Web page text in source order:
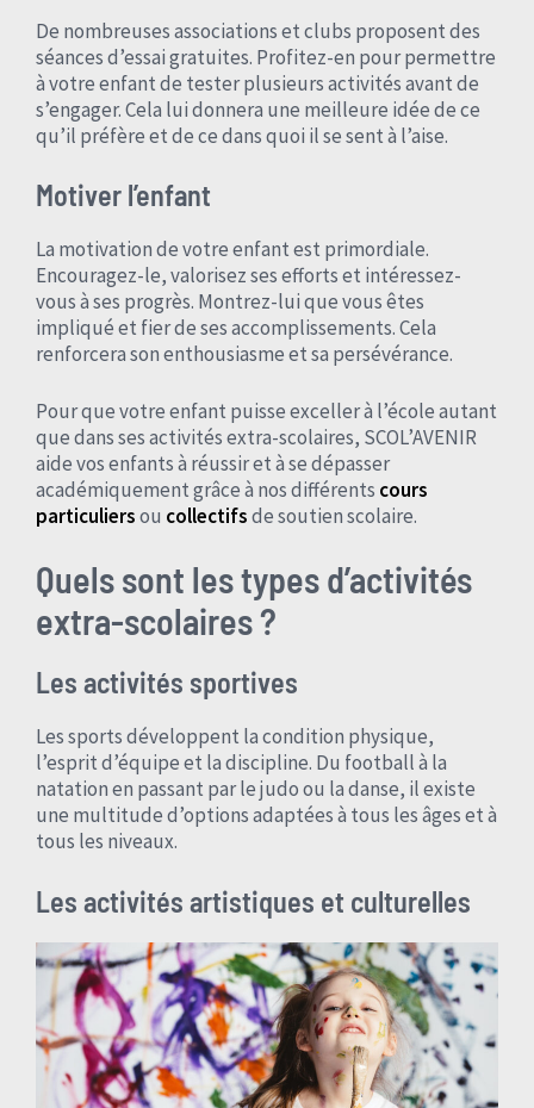
De nombreuses associations et clubs proposent des
séances d’essai gratuites. Profitez-en pour permettre
à votre enfant de tester plusieurs activités avant de
s’engager. Cela lui donnera une meilleure idée de ce
qu’il préfère et de ce dans quoi il se sent à l’aise.
Motiver l’enfant
La motivation de votre enfant est primordiale.
Encouragez-le, valorisez ses efforts et intéressez-
vous à ses progrès. Montrez-lui que vous êtes
impliqué et fier de ses accomplissements. Cela
renforcera son enthousiasme et sa persévérance.
Pour que votre enfant puisse exceller à l’école autant
que dans ses activités extra-scolaires, SCOL’AVENIR
aide vos enfants à réussir et à se dépasser
académiquement grâce à nos différents cours
particuliersou collectifsde soutien scolaire.
Quels sont les types d’activités
extra-scolaires ?
Les activités sportives
Les sports développent la condition physique,
l’esprit d’équipe et la discipline. Du football à la
natation en passant par le judo ou la danse, il existe
une multitude d’options adaptées à tous les âges et à
tous les niveaux.
Les activités artistiques et culturelles